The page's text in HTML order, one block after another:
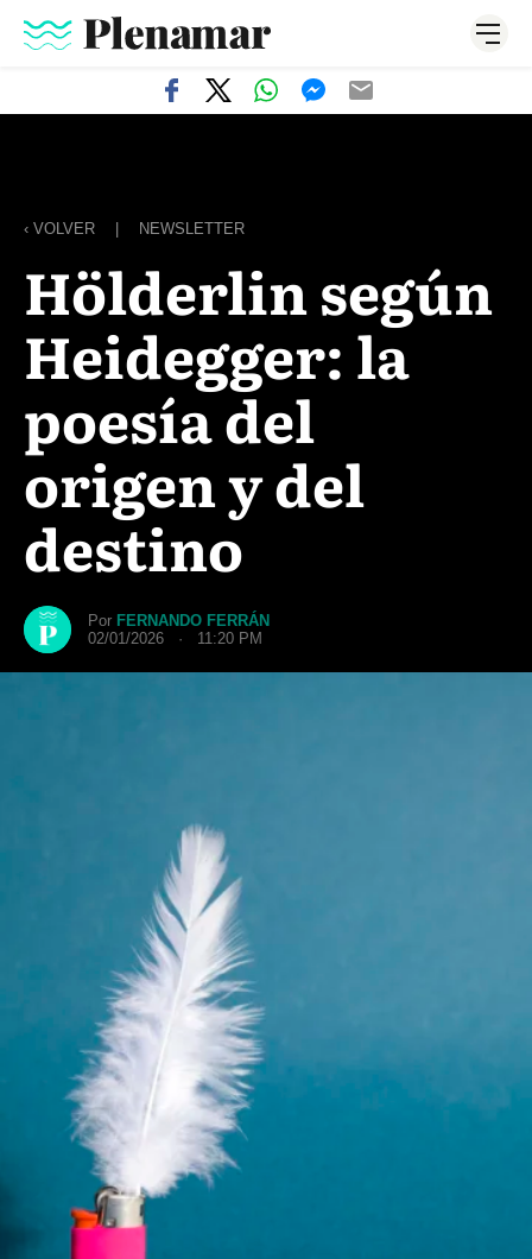
‹ VOLVER NEWSLETTER
Hölderlin según
Heidegger: la
poesía del
origen y del
destino
Por FERNANDO FERRÁN
02/01/2026 · 11:20 PM